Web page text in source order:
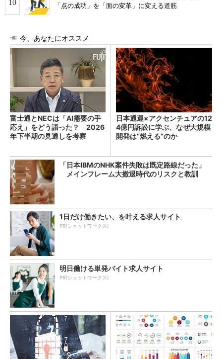
「点の成功」を「面の変革」に変える道筋
今、あなたにオススメ
富士通とNECは「AI需要の手
応え」をどう語った？ 2026
年下半期の見通しを考察
日本通運×アクセンチュアの12
4億円訴訟に学ぶ、なぜ大規模
開発は“燃える”のか
「日本IBMのNHK案件失敗は既定路線だった」
メインフレーム大撤退時代のリスクと教訓
1日だけ働きたい、を叶える求人サイト
PR(ショットワークス)
明日働ける単発バイト求人サイト
PR(ショットワークス)